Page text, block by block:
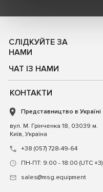
СЛІДКУЙТЕ ЗА
НАМИ
ЧАТ ІЗ НАМИ
КОНТАКТИ
Представництво в Україні
вул. М. Грінченка 18, 03039 м.
Київ, Україна
+38 (057) 728-49-64
ПН-ПТ: 9:00 - 18:00 (UTC +3)
sales@msg.equipment